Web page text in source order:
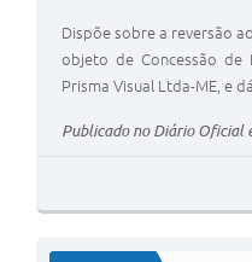
Dispõe sobre a reversão
objeto de Concessão de
Prisma Visual Ltda-ME, e
Publicado no Diário Oficial